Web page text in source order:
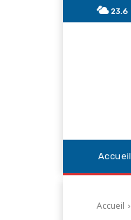
23.6
Accueil
Accueil